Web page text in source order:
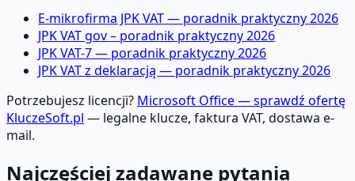
E-mikrofirma JPK VAT — poradnik praktyczny 2026
JPK VAT gov – poradnik praktyczny 2026
JPK VAT-7 — poradnik praktyczny 2026
JPK VAT z deklaracją — poradnik praktyczny 2026
Potrzebujesz licencji? Microsoft Office — sprawdź ofertę
KluczeSoft.pl — legalne klucze, faktura VAT, dostawa e-
mail.
Najczęściej zadawane pytania